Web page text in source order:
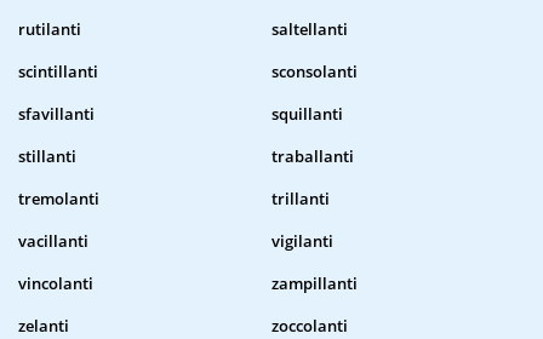
rutilanti
saltellanti
scintillanti
sconsolanti
sfavillanti
squillanti
stillanti
traballanti
tremolanti
trillanti
vacillanti
vigilanti
vincolanti
zampillanti
zelanti
zoccolanti